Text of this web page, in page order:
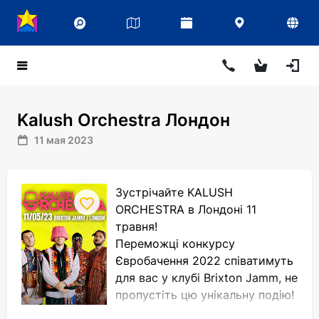
Kalush Orchestra Лондон
11 мая 2023
Зустрічайте KALUSH
ORCHESTRA в Лондоні 11
травня!
Переможці конкурсу
Євробачення 2022 співатимуть
для вас у клубі Brixton Jamm, не
пропустіть цю унікальну подію!